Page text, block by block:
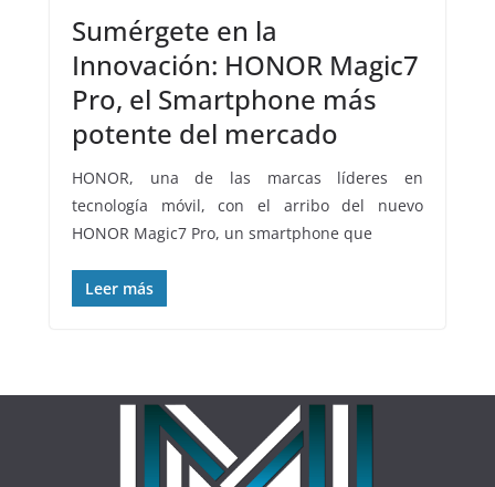
Sumérgete en la
Innovación: HONOR Magic7
Pro, el Smartphone más
potente del mercado
HONOR, una de las marcas líderes en
tecnología móvil, con el arribo del nuevo
HONOR Magic7 Pro, un smartphone que
Leer más